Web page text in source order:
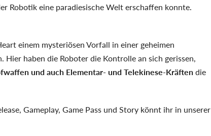
Robotik eine paradiesische Welt erschaffen konnte.
einem mysteriösen Vorfall in einer geheimen
haben die Roboter die Kontrolle an sich gerissen,
und auch Elementar- und Telekinese-Kräftendie
Gameplay, Game Pass und Story könnt ihr in unserer